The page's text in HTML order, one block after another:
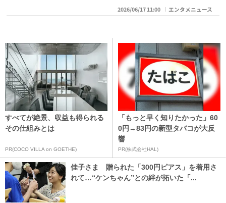
2026/06/17 11:00 エンタメニュース
すべてが絶景、収益も得られる
その仕組みとは
PR(COCO VILLA on GOETHE)
「もっと早く知りたかった」60
0円→83円の新型タバコが大反
響
PR(株式会社HAL)
佳子さま 贈られた「300円ピアス」を着用さ
れて…“ケンちゃん”との絆が拓いた「...